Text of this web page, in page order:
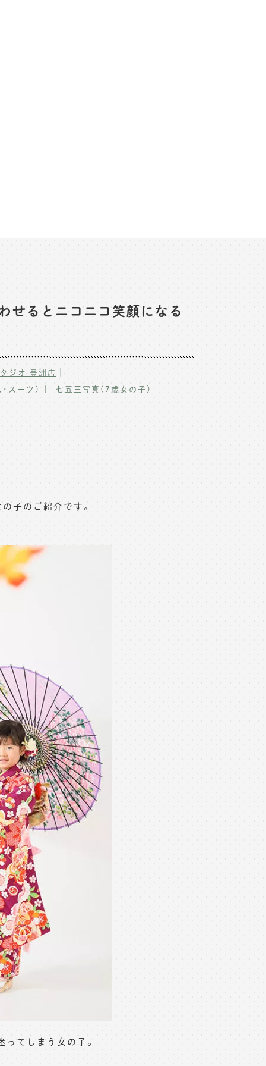
せるとニコニコ笑顔になる
ジオ 豊洲店 ｜
･スーツ) 七五三写真(7歳女の子)
子のご紹介です。
てしまう女の子。